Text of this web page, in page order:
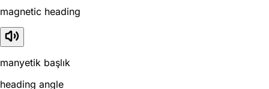
magnetic heading
manyetik başlık
heading angle